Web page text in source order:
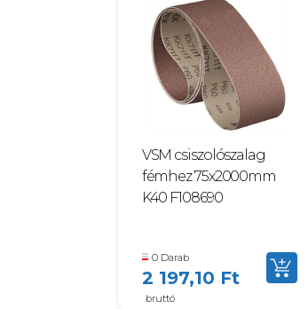
VSM csiszolószalag
fémhez 75x2000mm
K40 F108690
0 Darab
2 197,10 Ft
bruttó